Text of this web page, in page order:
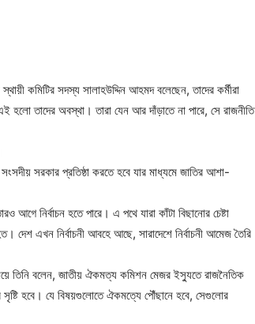
কমিটির সদস্য সালাহউদ্দিন আহমদ বলেছেন, তাদের কর্মীরা
হলো তাদের অবস্থা। তারা যেন আর দাঁড়াতে না পারে, সে রাজনীতি
সরকার প্রতিষ্ঠা করতে হবে যার মাধ্যমে জাতির আশা-
নির্বাচন হতে পারে। এ পথে যারা কাঁটা বিছানোর চেষ্টা
দেশ এখন নির্বাচনী আবহে আছে, সারাদেশে নির্বাচনী আমেজ তৈরি
তিনি বলেন, জাতীয় ঐকমত্য কমিশন মেজর ইস্যুতে রাজনৈতিক
সৃষ্টি হবে। যে বিষয়গুলোতে ঐকমত্যে পৌঁছানে হবে, সেগুলোর